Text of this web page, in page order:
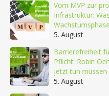
Vom MVP zur
Infrastruktur:
5. August
Barrierefreiheit
Pflicht: Robin
jetzt tun müssen
5. August